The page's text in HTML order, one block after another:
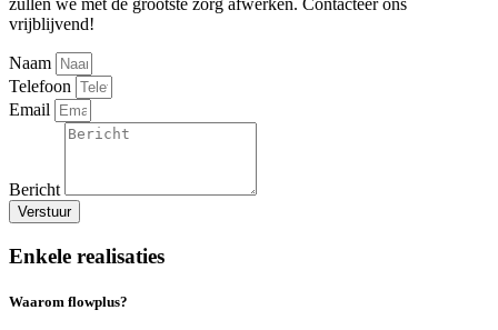
zullen we met de grootste zorg afwerken. Contacteer ons
vrijblijvend!
Naam
Telefoon
Email
Bericht
Verstuur
Enkele realisaties
Waarom flowplus?